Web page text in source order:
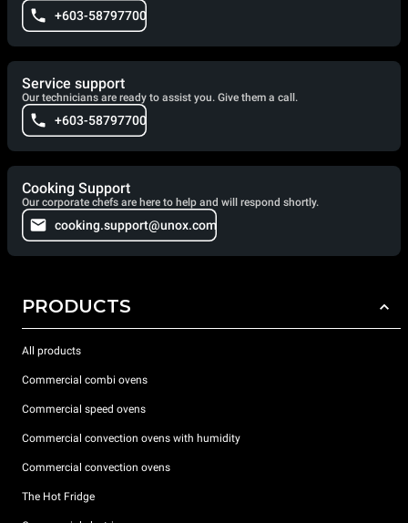
+603-58797700
Service support
Our technicians are ready to assist you. Give them a call.
+603-58797700
Cooking Support
Our corporate chefs are here to help and will respond shortly.
cooking.support@unox.com
PRODUCTS
All products
Commercial combi ovens
Commercial speed ovens
Commercial convection ovens with humidity
Commercial convection ovens
The Hot Fridge